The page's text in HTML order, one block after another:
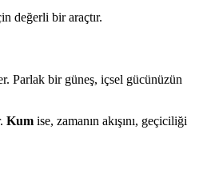
değerli bir araçtır.
Parlak bir güneş, içsel gücünüzün
Kum ise, zamanın akışını, geçiciliği